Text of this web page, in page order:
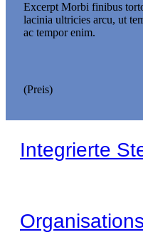
Excerpt Morbi finibus
lacinia ultricies arcu, ut
ac tempor enim.
(Preis)
Integrierte